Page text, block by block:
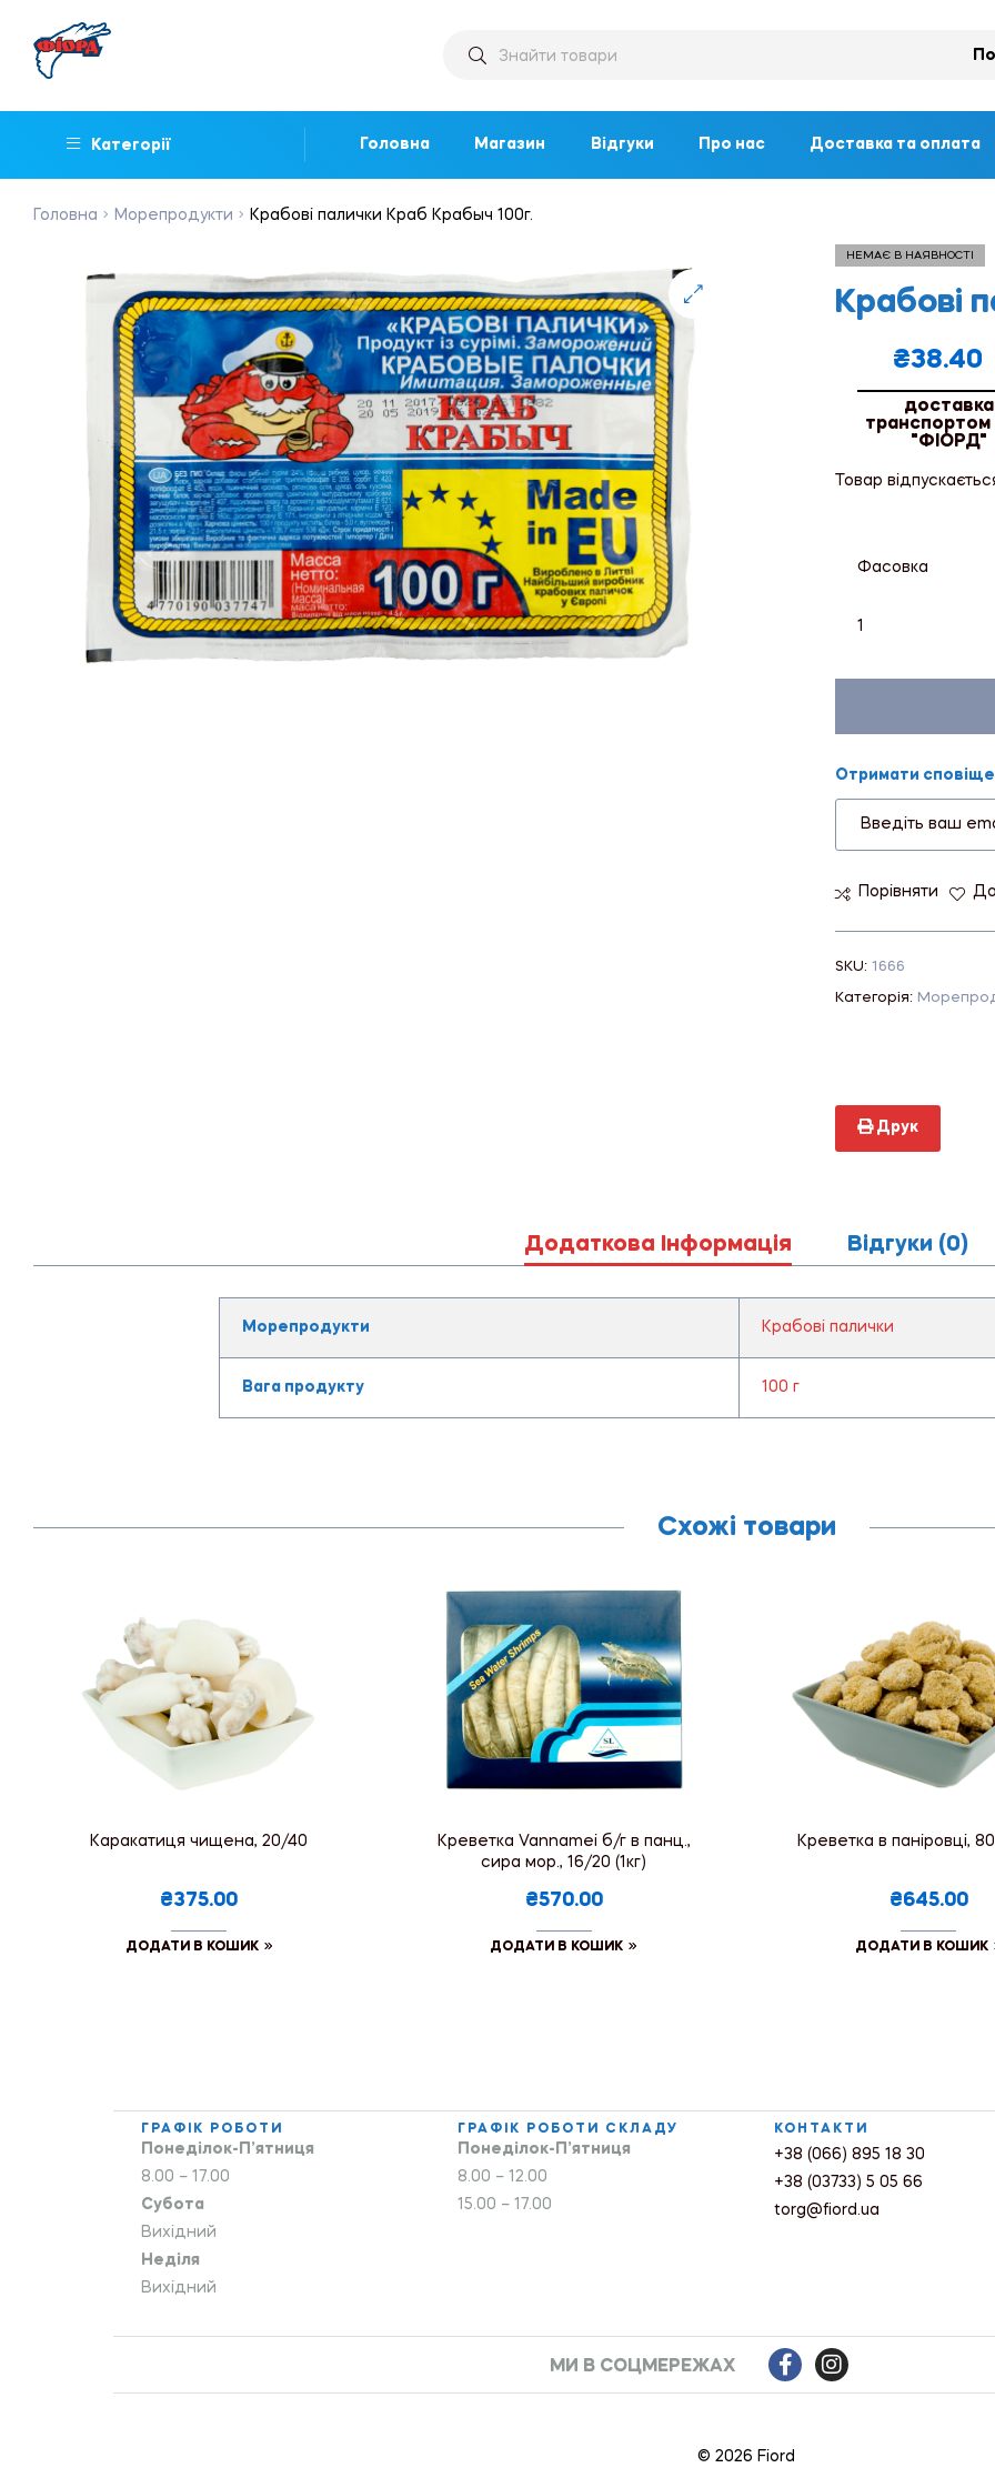
Категорії Головна Магазин Відгуки Про нас Доставка та оплата
Головна Морепродукти Крабові палички Краб Крабыч 100г.
НЕМАЄ В НАЯВНОСТІ
Крабові
₴38.40
доставка
"ФІОРД"
Товар
Фасовка
1
Отримати
Порівняти
SKU: 1666
Категорія:
Друк
Додаткова Інформація Відгуки (0)
Морепродукти Крабові палички
Вага продукту 100 г
Схожі товари
Каракатиця чищена, 20/40
₴375.00
ДОДАТИ В КОШИК
Креветка Vannamei б/г в панц.,
сира мор., 16/20 (1кг)
₴570.00
ДОДАТИ В КОШИК
Креветка в паніровці,
₴645.00
ДОДАТИ В КОШИК
ГРАФІК РОБОТИ
Понеділок-П’ятниця
8.00 – 17.00
Субота
Вихідний
Неділя
Вихідний
ГРАФІК РОБОТИ СКЛАДУ
Понеділок-П’ятниця
8.00 – 12.00
15.00 – 17.00
КОНТАКТИ
+38 (066) 895 18 30
+38 (03733) 5 05 66
torg@fiord.ua
МИ В СОЦМЕРЕЖАХ
© 2026 Fiord